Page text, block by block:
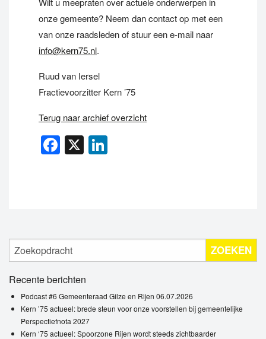
onze gemeente? Neem dan contact op met een
van onze raadsleden of stuur een e-mail naar
info@kern75.nl.
Ruud van Iersel
Fractievoorzitter Kern ’75
Terug naar archief overzicht
Facebook
X
ZOEKEN
Recente berichten
Podcast #6 Gemeenteraad Gilze en Rijen 06.07.2026
Kern ’75 actueel: brede steun voor onze voorstellen bij gemeentelijke
Perspectiefnota 2027
Kern ‘75 actueel: Spoorzone Rijen wordt steeds zichtbaarder